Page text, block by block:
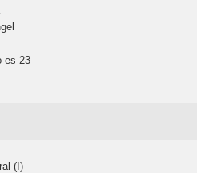
es 23
(I)